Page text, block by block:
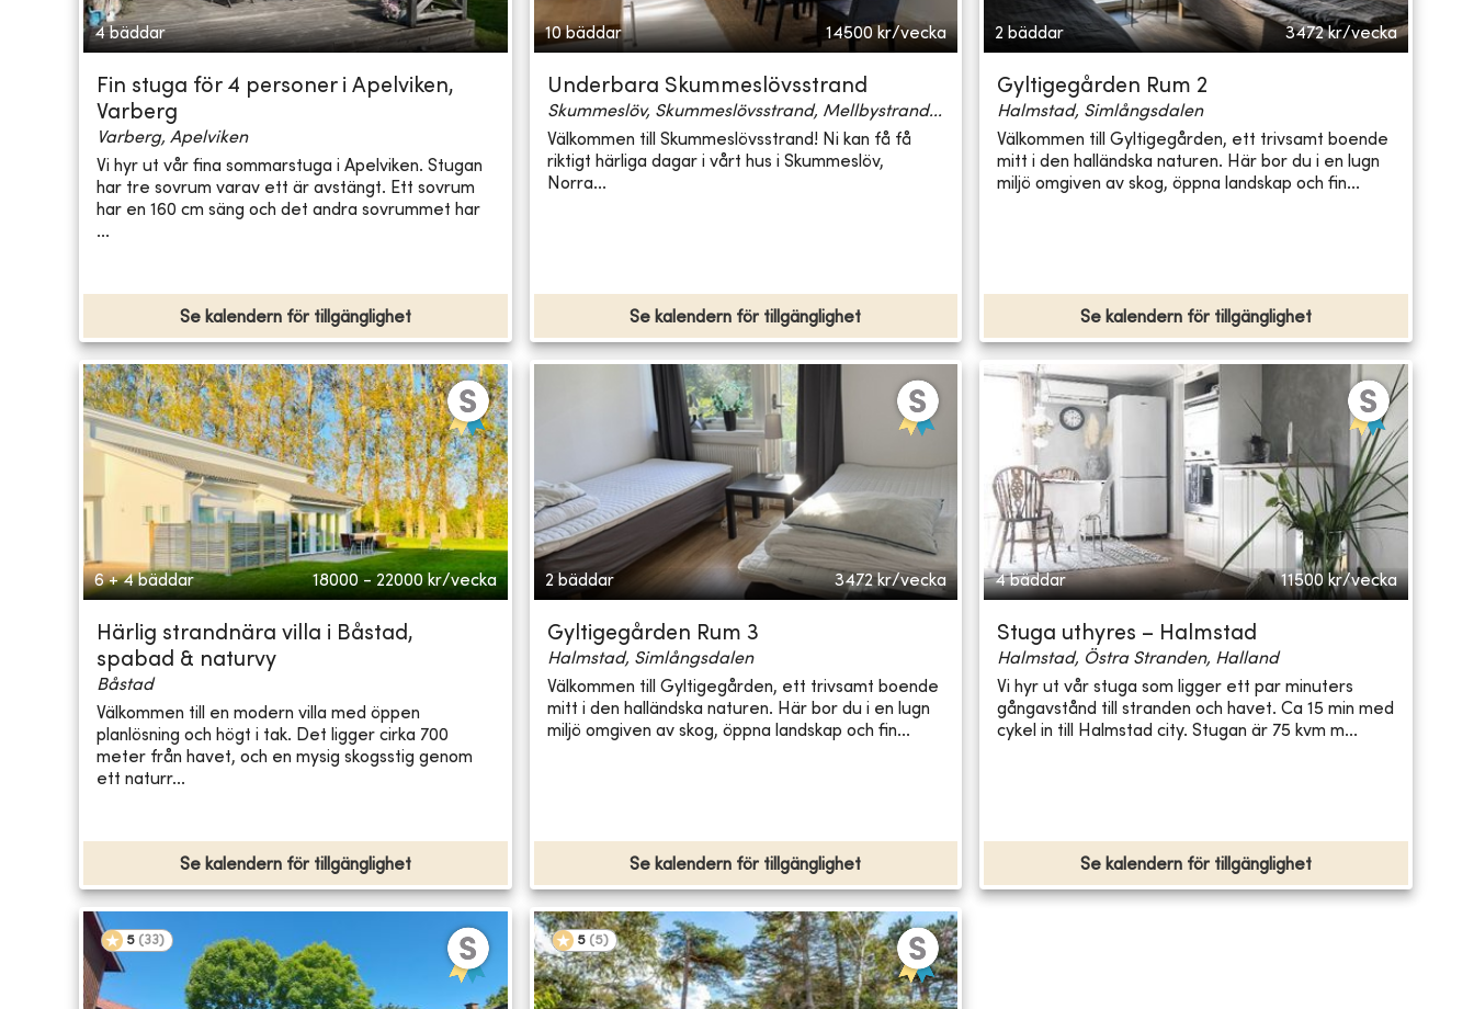
4 bäddar
Fin stuga för 4 personer i Apelviken,
Varberg
Varberg, Apelviken
Vi hyr ut vår fina sommarstuga i Apelviken. Stugan
har tre sovrum varav ett är avstängt. Ett sovrum
har en 160 cm säng och det andra sovrummet har
...
Se kalendern för tillgänglighet
10 bäddar 14500 kr/vecka
Underbara Skummeslövsstrand
Skummeslöv, Skummeslövsstrand, Mellbystrand...
Välkommen till Skummeslövsstrand! Ni kan få få
riktigt härliga dagar i vårt hus i Skummeslöv,
Norra...
Se kalendern för tillgänglighet
2 bäddar 3472 kr/vecka
Gyltigegården Rum 2
Halmstad, Simlångsdalen
Välkommen till Gyltigegården, ett trivsamt boende
mitt i den halländska naturen. Här bor du i en lugn
miljö omgiven av skog, öppna landskap och fin...
Se kalendern för tillgänglighet
6 + 4 bäddar 18000 - 22000 kr/vecka
Härlig strandnära villa i Båstad,
spabad & naturvy
Båstad
Välkommen till en modern villa med öppen
planlösning och högt i tak. Det ligger cirka 700
meter från havet, och en mysig skogsstig genom
ett naturr...
Se kalendern för tillgänglighet
2 bäddar 3472 kr/vecka
Gyltigegården Rum 3
Halmstad, Simlångsdalen
Välkommen till Gyltigegården, ett trivsamt boende
mitt i den halländska naturen. Här bor du i en lugn
miljö omgiven av skog, öppna landskap och fin...
Se kalendern för tillgänglighet
4 bäddar 11500 kr/vecka
Stuga uthyres – Halmstad
Halmstad, Östra Stranden, Halland
Vi hyr ut vår stuga som ligger ett par minuters
gångavstånd till stranden och havet. Ca 15 min med
cykel in till Halmstad city. Stugan är 75 kvm m...
Se kalendern för tillgänglighet
5 (33) 5 (5)